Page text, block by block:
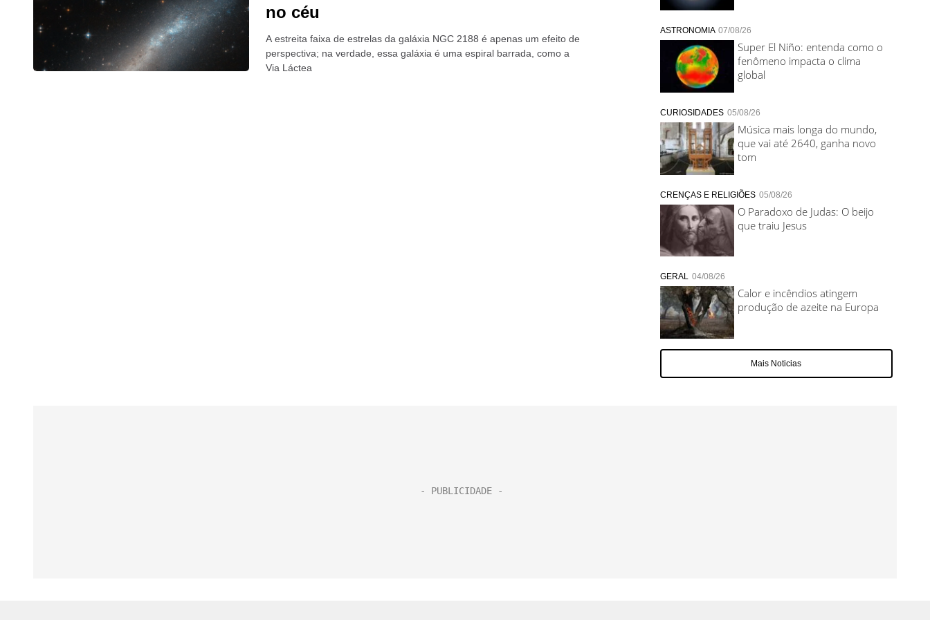
no céu
A estreita faixa de estrelas da galáxia NGC 2188 é apenas um efeito de
perspectiva; na verdade, essa galáxia é uma espiral barrada, como a
Via Láctea
ASTRONOMIA 07/08/26
Super El Niño: entenda como o
fenômeno impacta o clima
global
CURIOSIDADES 05/08/26
Música mais longa do mundo,
que vai até 2640, ganha novo
tom
CRENÇAS E RELIGIÕES 05/08/26
O Paradoxo de Judas: O beijo
que traiu Jesus
GERAL 04/08/26
Calor e incêndios atingem
produção de azeite na Europa
Mais Noticias